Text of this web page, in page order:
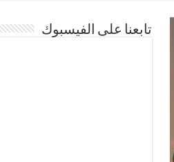
تابعنا على الفيسبوك